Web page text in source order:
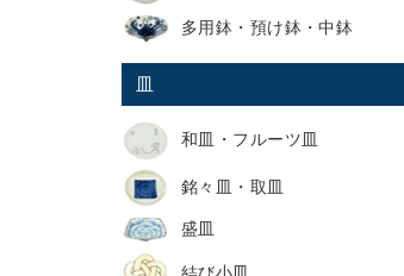
多用鉢・預け鉢・中鉢
皿
和皿・フルーツ皿
銘々皿・取皿
盛皿
結び小皿